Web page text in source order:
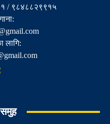
/ ९८४८८२९९१५
लागि:
समुह